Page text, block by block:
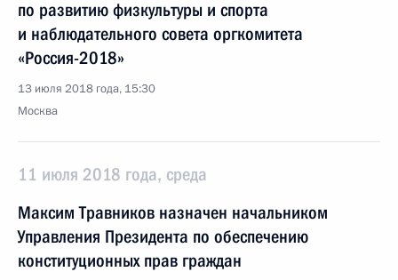
по развитию физкультуры и спорта
и наблюдательного совета оргкомитета
«Россия-2018»
13 июля 2018 года, 15:30
Москва
11 июля 2018 года, среда
Максим Травников назначен начальником
Управления Президента по обеспечению
конституционных прав граждан